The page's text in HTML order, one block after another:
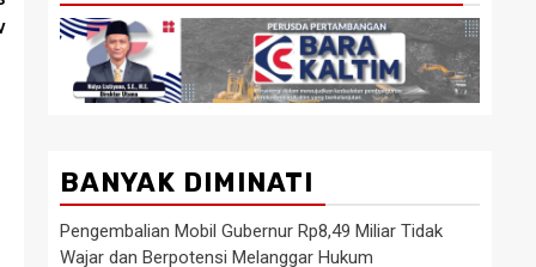
BANYAK DIMINATI
Pengembalian Mobil Gubernur Rp8,49 Miliar Tidak
Wajar dan Berpotensi Melanggar Hukum